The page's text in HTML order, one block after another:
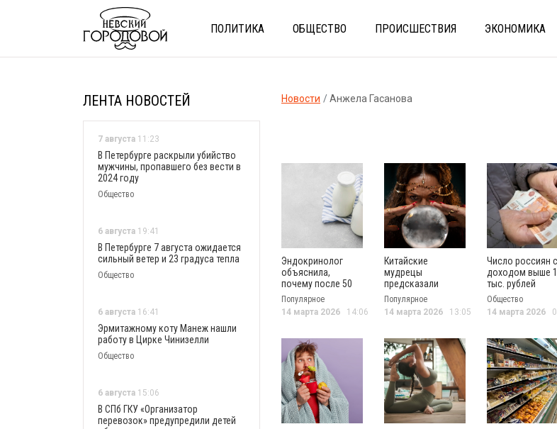
ПОЛИТИКА ОБЩЕСТВО ПРОИСШЕСТВИЯ ЭКОНОМИКА
Новости Анжела Гасанова
Эндокринолог
объяснила,
почему после 50
лет опасно пить
молоко
Популярное
14 марта 2026 14:06
Китайские
мудрецы
предсказали
России небывалый
расцвет
Популярное
14 марта 2026 13:05
Число россиян с
доходом выше
тыс. рублей
впервые
превысило 22%
Общество
14 марта 2026
ЛЕНТА НОВОСТЕЙ
7 августа 11:23
В Петербурге раскрыли убийство
мужчины, пропавшего без вести в
2024 году
Общество
6 августа 19:41
В Петербурге 7 августа ожидается
сильный ветер и 23 градуса тепла
Общество
6 августа 16:41
Эрмитажному коту Манеж нашли
работу в Цирке Чинизелли
Общество
6 августа 15:06
В СПб ГКУ «Организатор
перевозок» предупредили детей